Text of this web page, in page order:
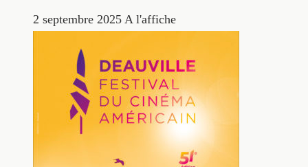
2 septembre 2025 A l'affiche